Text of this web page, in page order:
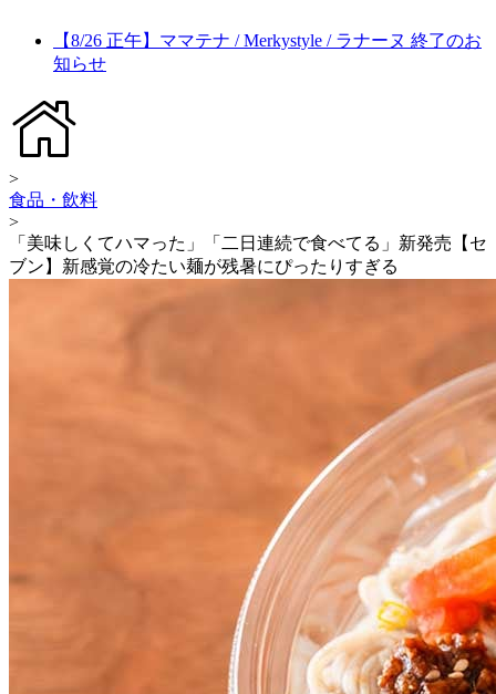
【8/26 正午】ママテナ / Merkystyle / ラナーヌ 終了のお
知らせ
>
食品・飲料
>
「美味しくてハマった」「二日連続で食べてる」新発売【セ
ブン】新感覚の冷たい麺が残暑にぴったりすぎる